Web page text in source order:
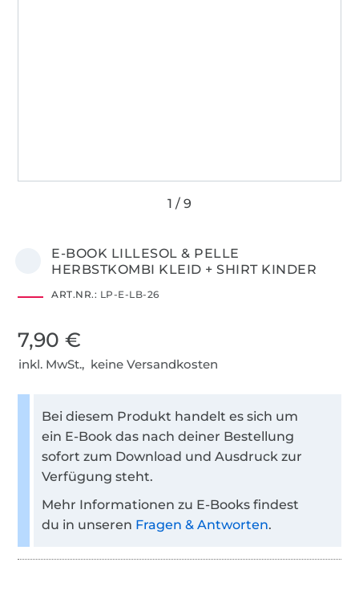
E-BOOK LILLESOL & PELLE
HERBSTKOMBI KLEID + SHIRT KINDER
ART.NR.: LP-E-LB-26
7,90 €
inkl. MwSt., keine Versandkosten
Bei diesem Produkt handelt es sich um
ein E-Book das nach deiner Bestellung
sofort zum Download und Ausdruck zur
Verfügung steht.
Mehr Informationen zu E-Books findest
du in unseren Fragen & Antworten.